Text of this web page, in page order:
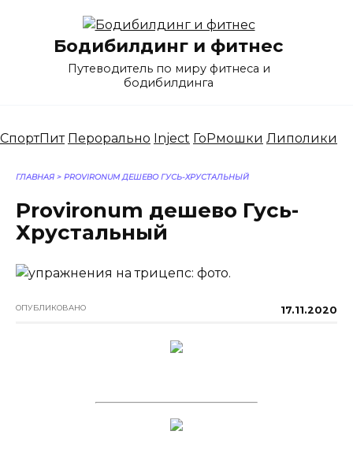
содержаниюБодибилдинг и фитнес
Путеводитель по миру фитнеса и
бодибилдинга
СпортПит Перорально Inject ГоРмошки Липолики
ГЛАВНАЯ > PROVIRONUM ДЕШЕВО ГУСЬ-ХРУСТАЛЬНЫЙ
Provironum дешево Гусь-
Хрустальный
ОПУБЛИКОВАНО 17.11.2020